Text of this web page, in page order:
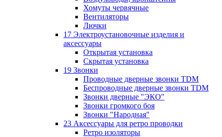
Хомуты червячные
Вентиляторы
Лючки
17 Электроустановочные изделия и
аксессуары
Открытая установка
Скрытая установка
19 Звонки
Проводные дверные звонки TDM
Беспроводные дверные звонки TDM
Звонки дверные "ЭКО"
Звонки громкого боя
Звонки "Народная"
23 Аксессуары для ретро проводки
Ретро изоляторы